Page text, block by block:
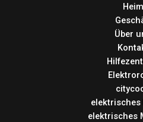
Heim
Über
elektrisches
elektrisches